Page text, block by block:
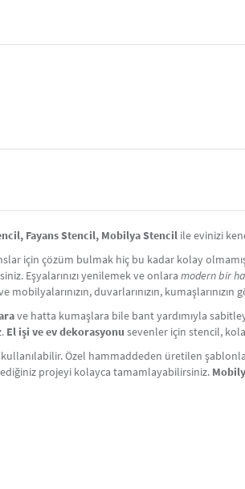
Fayans Stencil, Mobilya Stencil ile evinizi
için çözüm bulmak hiç bu kadar kolay
Eşyalarınızı yenilemek ve onlara modern bir
mobilyalarınızın, duvarlarınızın,
ve hatta kumaşlara bile bant yardımıyla
El işi ve ev dekorasyonu sevenler için stencil,
Özel hammaddeden üretilen
projeyi kolayca tamamlayabilirsiniz.